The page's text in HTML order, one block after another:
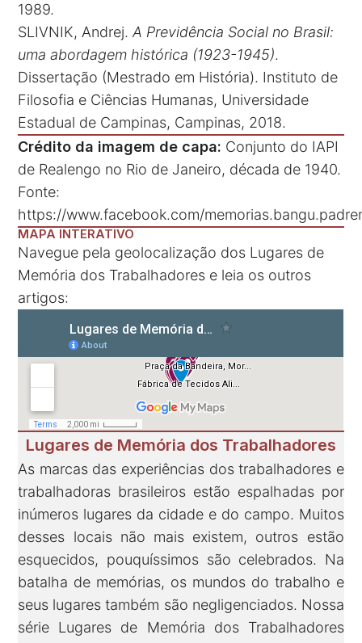
1989.
SLIVNIK, Andrej.A Previdência Social no Brasil:
uma abordagem histórica (1923-1945).
Dissertação (Mestrado em História). Instituto de
Filosofia e Ciências Humanas, Universidade
Estadual de Campinas, Campinas, 2018.
Crédito da imagem de capa: Conjunto do IAPI
de Realengo no Rio de Janeiro, década de 1940.
Fonte:
https://www.facebook.com/
MAPA INTERATIVO
Navegue pela geolocalização dos Lugares de
Memória dos Trabalhadores e leia os outros
artigos:
Lugares de Memória dos Trabalhadores
As marcas das experiências dos trabalhadores e
trabalhadoras brasileiros estão espalhadas por
inúmeros lugares da cidade e do campo. Muitos
desses locais não mais existem, outros estão
esquecidos, pouquíssimos são celebrados. Na
batalha de memórias, os mundos do trabalho e
seus lugares também são negligenciados. Nossa
série Lugares de Memória dos Trabalhadores